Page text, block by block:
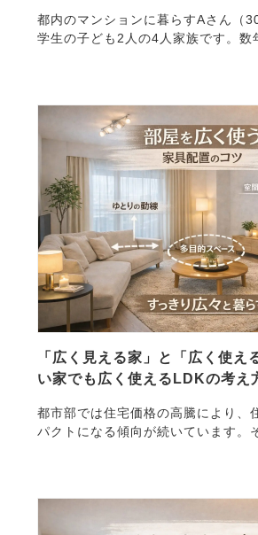
都内のマンションに暮らすAさん（
学生の子ども2人の4人家族です。数
「広く見える家」と「広く使え
い家でも広く使えるLDKの考え
都市部では住宅価格の高騰により、
パクトになる傾向が続いています。